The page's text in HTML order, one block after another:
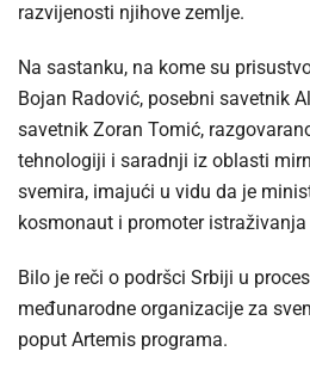
razvijenosti njihove zemlje.
Na sastanku, na kome su
Bojan Radović, posebni savetnik
savetnik Zoran Tomić,
tehnologiji i saradnji iz oblasti
svemira, imajući u vidu da je
kosmonaut i promoter istraživanja
Bilo je reči o podršci Srbiji u
međunarodne organizacije za
poput Artemis programa.